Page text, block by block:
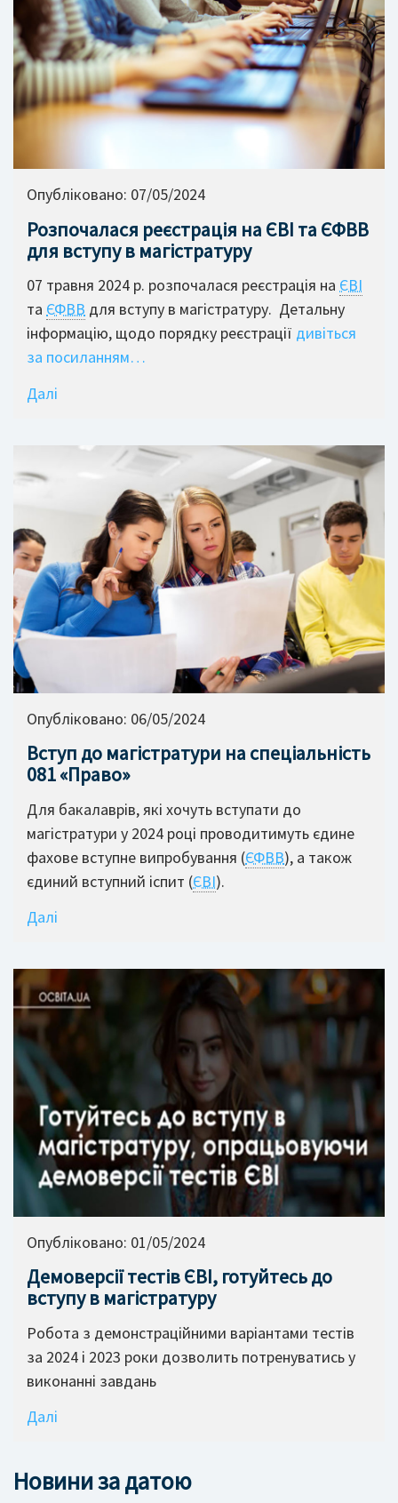
Опубліковано: 07/05/2024
Розпочалася реєстрація на ЄВІ та ЄФВВ
для вступу в магістратуру
07 травня 2024 р. розпочалася реєстрація на ЄВІ
та ЄФВВ для вступу в магістратуру. Детальну
інформацію, щодо порядку реєстрації дивіться
за посиланням…
Далі
Опубліковано: 06/05/2024
Вступ до магістратури на спеціальність
081 «Право»
Для бакалаврів, які хочуть вступати до
магістратури у 2024 році проводитимуть єдине
фахове вступне випробування (ЄФВВ), а також
єдиний вступний іспит (ЄВІ).
Далі
Опубліковано: 01/05/2024
Демоверсії тестів ЄВІ, готуйтесь до
вступу в магістратуру
Робота з демонстраційними варіантами тестів
за 2024 і 2023 роки дозволить потренуватись у
виконанні завдань
Далі
Новини за датою